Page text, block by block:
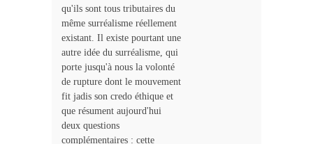
qu'ils sont tous tributaires du
même surréalisme réellement
existant. Il existe pourtant une
autre idée du surréalisme, qui
porte jusqu'à nous la volonté
de rupture dont le mouvement
fit jadis son credo éthique et
que résument aujourd'hui
deux questions
complémentaires : cette